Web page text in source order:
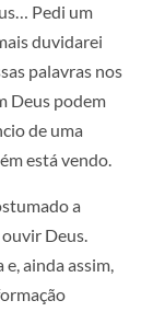
Pedi um
duvidarei
palavras nos
Deus podem
de uma
está vendo.
a
Deus.
ainda assim,